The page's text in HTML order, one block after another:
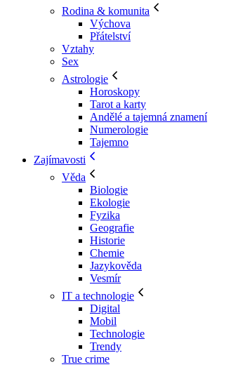
Rodina & komunita
Výchova
Přátelství
Vztahy
Sex
Astrologie
Horoskopy
Tarot a karty
Andělé a tajemná znamení
Numerologie
Tajemno
Zajímavosti
Věda
Biologie
Ekologie
Fyzika
Geografie
Historie
Chemie
Jazykověda
Vesmír
IT a technologie
Digital
Mobil
Technologie
Trendy
True crime